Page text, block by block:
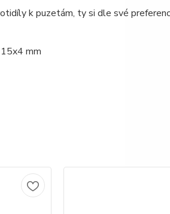
k puzetám, ty si dle své
mm